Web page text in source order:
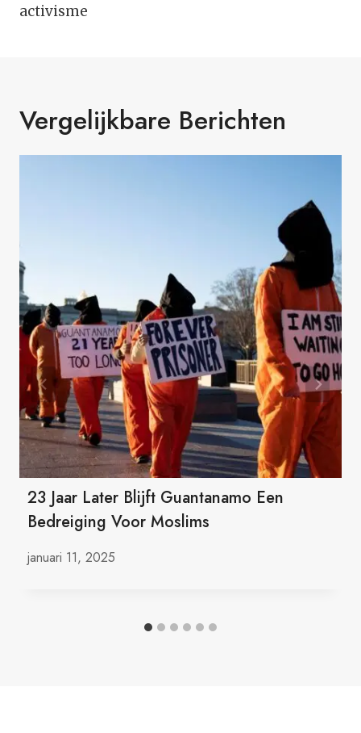
activisme
Vergelijkbare Berichten
23 Jaar Later Blijft Guantanamo Een
Bedreiging Voor Moslims
januari 11, 2025